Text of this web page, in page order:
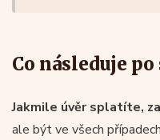
Co následuje
Jakmile úvěr splatíte,
ale být ve všech